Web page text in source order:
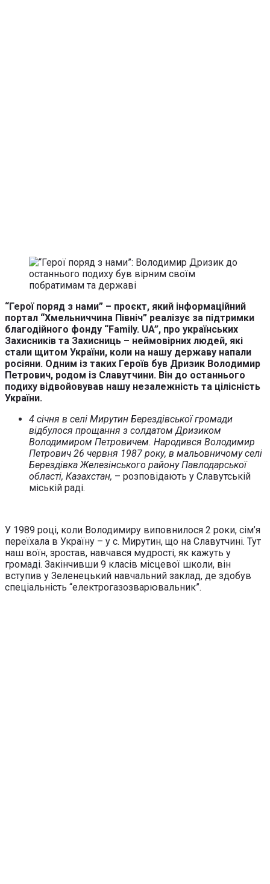
“Герої поряд з нами” – проєкт, який інформаційний
портал “Хмельниччина Північ” реалізує за підтримки
благодійного фонду “Family. UA”, про українських
Захисників та Захисниць – неймовірних людей, які
стали щитом України, коли на нашу державу напали
росіяни. Одним із таких Героїв був Дризик Володимир
Петрович, родом із Славутчини. Він до останнього
подиху відвойовував нашу незалежність та цілісність
України.
4 січня в селі Мирутин Берездівської громади
відбулося прощання з солдатом Дризиком
Володимиром Петровичем. Народився Володимир
Петрович 26 червня 1987 року, в мальовничому селі
Берездівка Железінського району Павлодарської
області, Казахстан, – розповідають у Славутській
міській раді.
У 1989 році, коли Володимиру виповнилося 2 роки, сім’я
переїхала в Україну – у с. Мирутин, що на Славутчині. Тут
наш воїн, зростав, навчався мудрості, як кажуть у
громаді. Закінчивши 9 класів місцевої школи, він
вступив у Зеленецький навчальний заклад, де здобув
спеціальність “електрогазозварювальник”.